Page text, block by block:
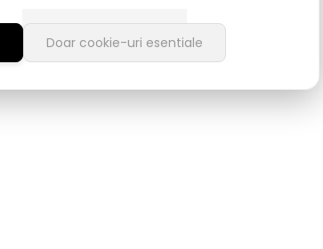
Doar cookie-uri esentiale